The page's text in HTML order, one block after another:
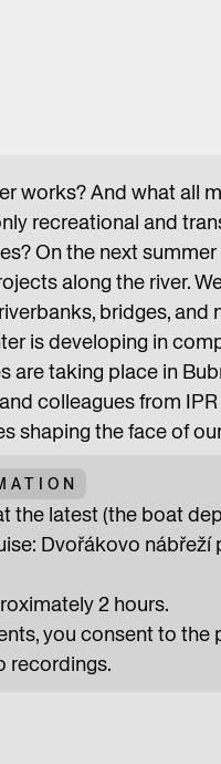
works? And what all
recreational and
On the next
along the river.
bridges,
is developing in
are taking place in
colleagues from IPR
shaping the face of
the latest (the boat
Dvořákovo nábřeží
2 hours.
you consent to the
recordings.